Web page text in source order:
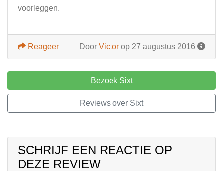
voorleggen.
Door Victor op 27 augustus 2016
Reageer
Bezoek Sixt
Reviews over Sixt
SCHRIJF EEN REACTIE OP
DEZE REVIEW